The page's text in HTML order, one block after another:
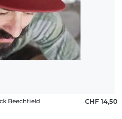
Beechfield CHF 14,50